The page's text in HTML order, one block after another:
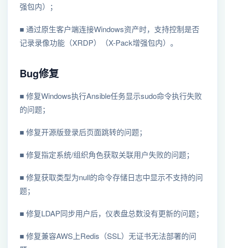
强包内）；
■ 通过原⽣客户端连接Windows资产时，⽀持控制是否
记录录像功能（XRDP）（X-Pack增强包内）。
Bug修复
■ 修复Windows执⾏Ansible任务显⽰sudo命令执⾏失败
的问题；
■ 修复开源版登录后页⾯跳转的问题；
■ 修复指定系统/组织⾓⾊获取关联⽤户失败的问题；
■ 修复获取类型为null的命令存储⽇志中显⽰不⽀持的问
题；
■ 修复LDAP同步⽤户后，仪表盘总数没有更新的问题；
■ 修复兼容AWS上Redis（SSL）⽆证书⽆法部署的问